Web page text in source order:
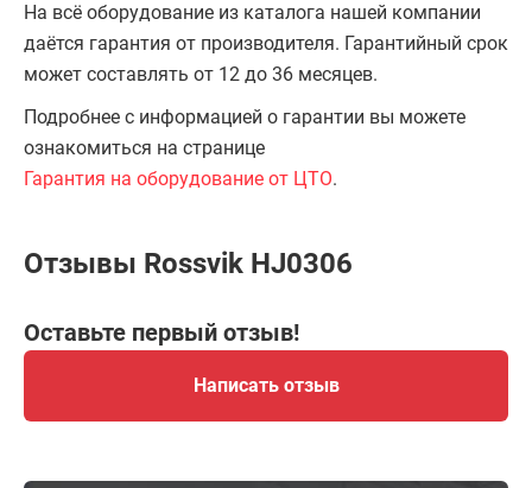
На всё оборудование из каталога нашей компании
даётся гарантия от производителя. Гарантийный срок
может составлять от 12 до 36 месяцев.
Подробнее с информацией о гарантии вы можете
ознакомиться на странице
Гарантия на оборудование от ЦТО.
Отзывы Rossvik HJ0306
Оставьте первый отзыв!
Написать отзыв